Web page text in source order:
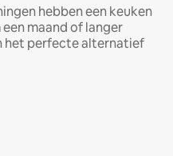
hebben een keuken
maand of langer
het perfecte alternatief